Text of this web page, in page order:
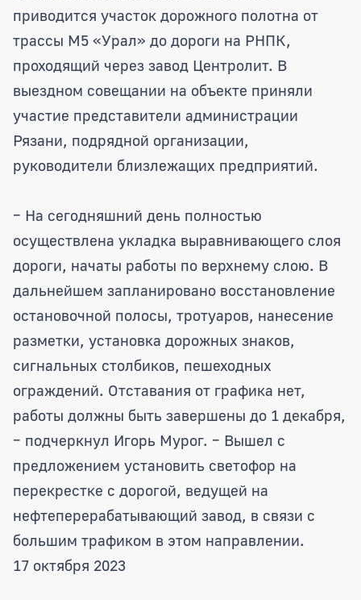
приводится участок дорожного полотна от
трассы М5 «Урал» до дороги на РНПК,
проходящий через завод Центролит. В
выездном совещании на объекте приняли
участие представители администрации
Рязани, подрядной организации,
руководители близлежащих предприятий.
– На сегодняшний день полностью
осуществлена укладка выравнивающего слоя
дороги, начаты работы по верхнему слою. В
дальнейшем запланировано восстановление
остановочной полосы, тротуаров, нанесение
разметки, установка дорожных знаков,
сигнальных столбиков, пешеходных
ограждений. Отставания от графика нет,
работы должны быть завершены до 1 декабря,
– подчеркнул Игорь Мурог. – Вышел с
предложением установить светофор на
перекрестке с дорогой, ведущей на
нефтеперерабатывающий завод, в связи с
большим трафиком в этом направлении.
17 октября 2023